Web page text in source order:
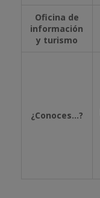
Oficina de
información
y turismo
¿Conoces...?